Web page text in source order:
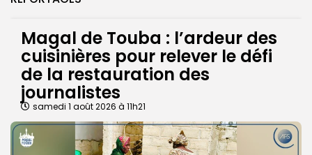
Magal de Touba : l’ardeur des
cuisinières pour relever le défi
de la restauration des
journalistes
samedi 1 août 2026 à 11h21